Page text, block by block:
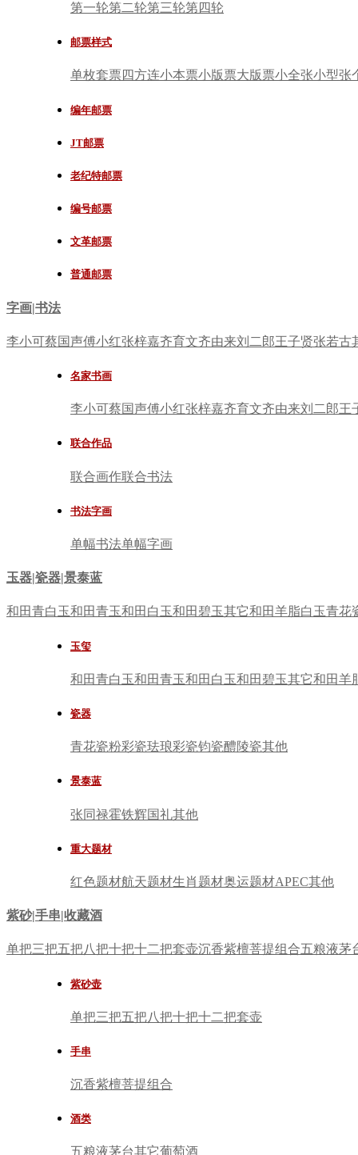
第一轮第二轮第三轮第四轮
邮票样式
单枚套票 四方连小本票小版票大版票小全张小型张
编年邮票
JT邮票
老纪特邮票
编号邮票
文革邮票
普通邮票
字画|书法
李小可蔡国声傅小红张梓嘉齐育文齐由来刘二郎王子贤张若古
名家书画
李小可蔡国声傅小红张梓嘉齐育文齐由来刘二郎王
联合作品
联合画作联合书法
书法字画
单幅书法单幅字画
玉器|瓷器|景泰蓝
和田青白玉和田青玉和田白玉和田碧玉其它和田羊脂白玉青花
玉玺
和田青白玉和田青玉和田白玉和田碧玉其它和田羊
瓷器
青花瓷粉彩瓷珐琅彩瓷钧瓷醴陵瓷其他
景泰蓝
张同禄霍铁辉国礼其他
重大题材
红色题材航天题材生肖题材奥运题材APEC其他
紫砂|手串|收藏酒
单把三把五把八把十把十二把套壶沉香紫檀菩提组合五粮液茅
紫砂壶
单把三把五把八把十把十二把套壶
手串
沉香紫檀菩提组合
酒类
五粮液茅台其它葡萄酒